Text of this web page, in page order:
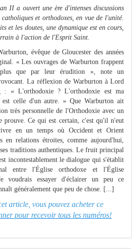
II a ouvert une ère d'intenses discussions
et orthodoxes, en vue de l'unité.
et les doutes, une dynamique est en cours,
à l'action de l'Esprit Saint.
évêque de Gloucester des années
« Les ouvrages de Warburton frappent
plus que par leur érudition », note un
La réflexion de Warburton à Lord
: « L'orthodoxie ? L'orthodoxie est ma
est celle d'un autre. » Que Warburton ait
très personnelle de l'Orthodoxie avec un
prouve. Ce qui est certain, c'est qu'il n'eut
en un temps où Occident et Orient
en relations étroites, comme aujourd'hui,
traditions authentiques. Le fruit principal
incontestablement le dialogue qui s'établit
entre l'Église orthodoxe et l'Église
voudrais essayer d'éclairer un peu ce
généralement que peu de chose. [...]
article, vous pouvez acheter ce
pour recevoir tous les numéros!